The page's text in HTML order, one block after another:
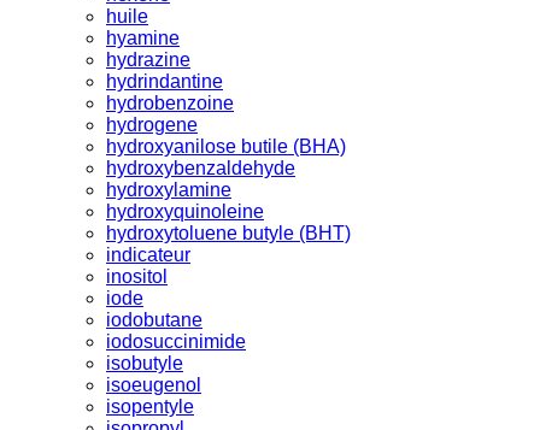
huile
hyamine
hydrazine
hydrindantine
hydrobenzoine
hydrogene
hydroxyanilose butile (BHA)
hydroxybenzaldehyde
hydroxylamine
hydroxyquinoleine
hydroxytoluene butyle (BHT)
indicateur
inositol
iode
iodobutane
iodosuccinimide
isobutyle
isoeugenol
isopentyle